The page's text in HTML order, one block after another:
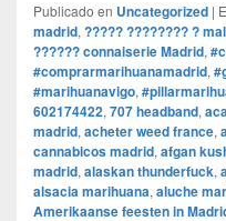
Publicado en Uncategorized |
madrid, ????? ???????? ?
?????? connaiserie Madrid,
#comprarmarihuanamadrid,
#marihuanavigo,
602174422, 707 headband,
madrid, acheter weed france,
cannabicos madrid, afgan
madrid, alaskan thunderfuck,
alsacia marihuana, aluche
Amerikaanse feesten in